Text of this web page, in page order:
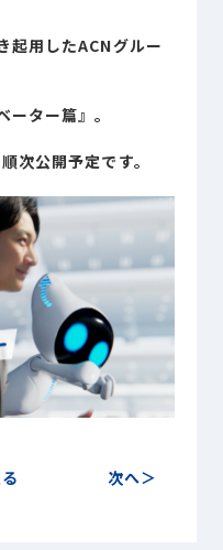
起用したACNグルー
ター篇』。
次公開予定です。
次へ